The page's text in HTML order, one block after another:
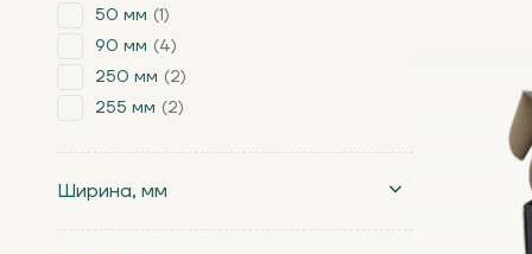
50 мм
1
90 мм
4
250 мм
2
255 мм
2
Ширина, мм